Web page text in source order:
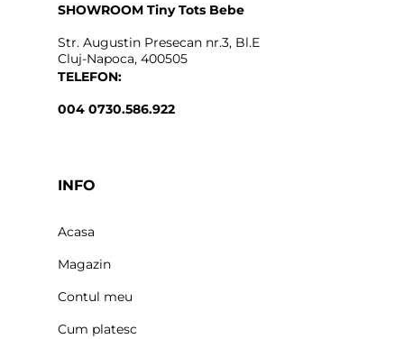
SHOWROOM Tiny Tots Bebe
Str. Augustin Presecan nr.3, Bl.E
Cluj-Napoca, 400505
TELEFON:
004 0730.586.922
INFO
Acasa
Magazin
Contul meu
Cum platesc